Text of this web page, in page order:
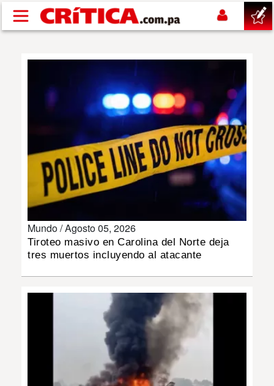
Pasar al contenido principal
POLÍTICA
DEPORTES
Mundo /Agosto 05, 2026
Tiroteo masivo en Carolina del Norte deja
tres muertos incluyendo al atacante